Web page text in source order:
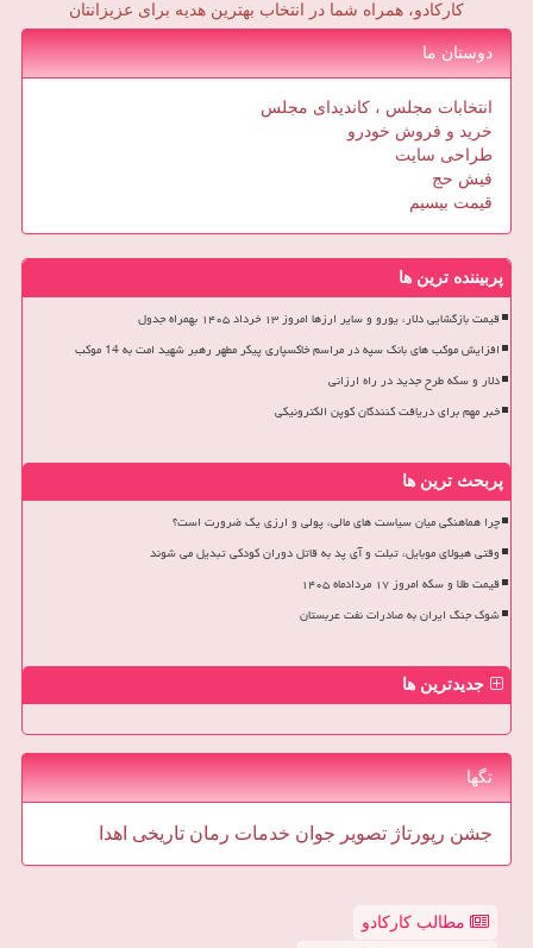
کارکادو، همراه شما در انتخاب بهترین هدیه برای عزیزانتان
دوستان ما
انتخابات مجلس ، کاندیدای مجلس
خرید و فروش خودرو
طراحی سایت
فیش حج
قیمت بیسیم
پربیننده ترین ها
قیمت بازگشایی دلار، یورو و سایر ارزها امروز ۱۳ خرداد ۱۴۰۵ بهمراه جدول
افزایش موکب های بانک سپه در مراسم خاکسپاری پیکر مطهر رهبر شهید امت به 14 موکب
دلار و سکه طرح جدید در راه ارزانی
خبر مهم برای دریافت کنندگان کوپن الکترونیکی
پربحث ترین ها
چرا هماهنگی میان سیاست های مالی، پولی و ارزی یک ضرورت است؟
وقتی هیولای موبایل، تبلت و آی پد به قاتل دوران کودکی تبدیل می شوند
قیمت طلا و سکه امروز ۱۷ مردادماه ۱۴۰۵
شوک جنگ ایران به صادرات نفت عربستان
جدیدترین ها
تگها
جشن رپورتاژ تصویر جوان خدمات رمان تاریخی اهدا
مطالب کارکادو